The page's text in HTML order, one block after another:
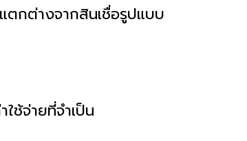
ตกต่างจากสินเชื่อรูปแบบ
ช้จ่ายที่จำเป็น